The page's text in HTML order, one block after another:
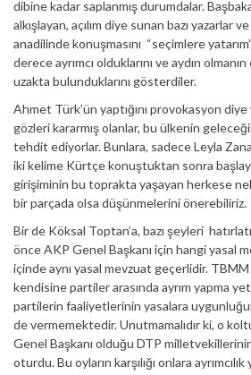
dibine kadar saplanmış durumdalar.
alkışlayan, açılım diye sunan bazı yazarlar
anadilinde konuşmasını “seçimlere
derece ayrımcı olduklarını ve aydın
uzakta bulunduklarını gösterdiler.
Ahmet Türk’ün yaptığını provokasyon
gözleri kararmış olanlar, bu ülkenin
tehdit ediyorlar. Bunlara, sadece Leyla
iki kelime Kürtçe konuştuktan sonra
girişiminin bu toprakta yaşayan herkese
bir parçada olsa düşünmelerini önerebiliriz.
Bir de Köksal Toptan’a, bazı şeyleri
önce AKP Genel Başkanı için hangi yasal
içinde aynı yasal mevzuat geçerlidir. TBMM
kendisine partiler arasında ayrım yapma
partilerin faaliyetlerinin yasalara
de vermemektedir. Unutmamalıdır ki, o
Genel Başkanı olduğu DTP
oturdu. Bu oyların karşılığı onlara ayrımcılık